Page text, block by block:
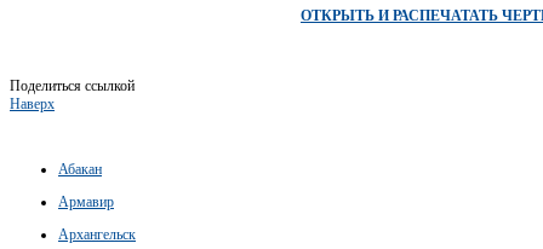
ОТКРЫТЬ И РАСПЕЧАТАТЬ
Поделиться ссылкой
Наверх
Абакан
Армавир
Архангельск